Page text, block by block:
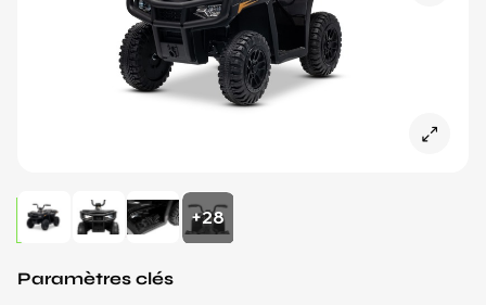
+28
Paramètres clés